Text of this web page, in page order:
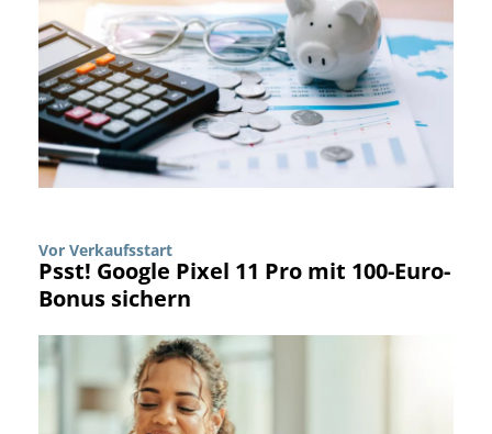
Vor Verkaufsstart
Psst! Google Pixel 11 Pro mit 100-Euro-
Bonus sichern